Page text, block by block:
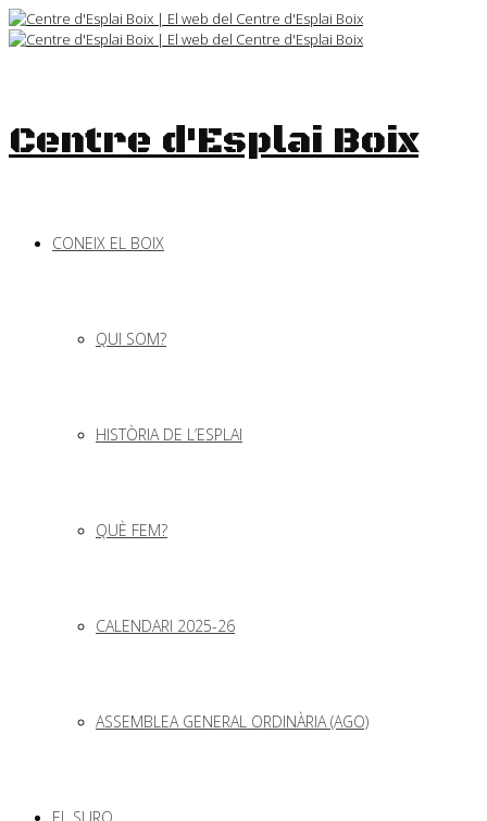
Skip
to
Centre d'Esplai Boix
CONEIX EL BOIX
QUI SOM?
HISTÒRIA DE L’ESPLAI
QUÈ FEM?
CALENDARI 2025-26
ASSEMBLEA GENERAL ORDINÀRIA (AGO)